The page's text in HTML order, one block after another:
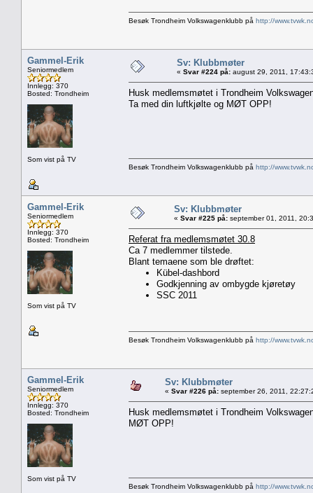
Besøk Trondheim Volkswagenklubb på http://
Gammel-Erik
Seniormedlem
Innlegg: 370
Bosted: Trondheim
Som vist på TV
Sv: Klubbmøter
« Svar #224 på: august 29, 2011,
Husk medlemsmøtet i Trondheim
Ta med din luftkjølte og MØT OPP!
Besøk Trondheim Volkswagenklubb på http://
Gammel-Erik
Seniormedlem
Innlegg: 370
Bosted: Trondheim
Som vist på TV
Sv: Klubbmøter
« Svar #225 på: september 01, 2011,
Referat fra medlemsmøtet 30.8
Ca 7 medlemmer tilstede.
Blant temaene som ble drøftet:
Kübel-dashbord
Godkjenning av ombygde kjøretøy
SSC 2011
Besøk Trondheim Volkswagenklubb på http://
Gammel-Erik
Seniormedlem
Innlegg: 370
Bosted: Trondheim
Som vist på TV
Sv: Klubbmøter
« Svar #226 på: september 26, 2011,
Husk medlemsmøtet i Trondheim
MØT OPP!
Besøk Trondheim Volkswagenklubb på http://